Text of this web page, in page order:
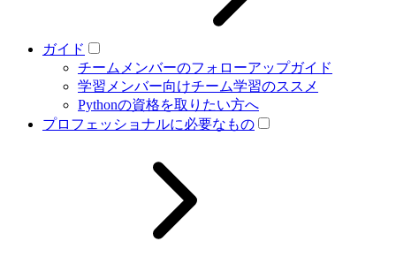
ガイド
チームメンバーのフォローアップガイド
学習メンバー向けチーム学習のススメ
Pythonの資格を取りたい方へ
プロフェッショナルに必要なもの